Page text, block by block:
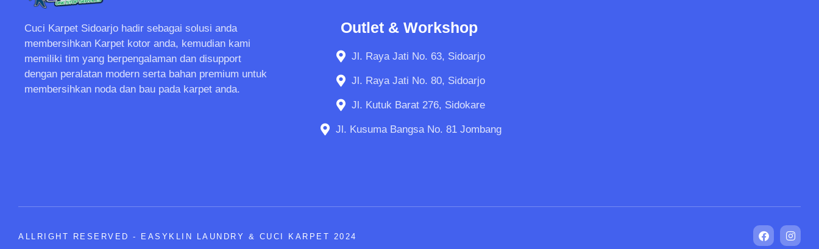
Cuci Karpet Sidoarjo hadir sebagai solusi anda
membersihkan Karpet kotor anda, kemudian kami
memiliki tim yang berpengalaman dan disupport
dengan peralatan modern serta bahan premium untuk
membersihkan noda dan bau pada karpet anda.
Outlet & Workshop
Jl. Raya Jati No. 63, Sidoarjo
Jl. Raya Jati No. 80, Sidoarjo
Jl. Kutuk Barat 276, Sidokare
Jl. Kusuma Bangsa No. 81 Jombang
ALLRIGHT RESERVED - EASYKLIN LAUNDRY & CUCI KARPET 2024